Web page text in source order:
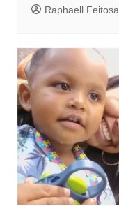
Raphaell Feitosa